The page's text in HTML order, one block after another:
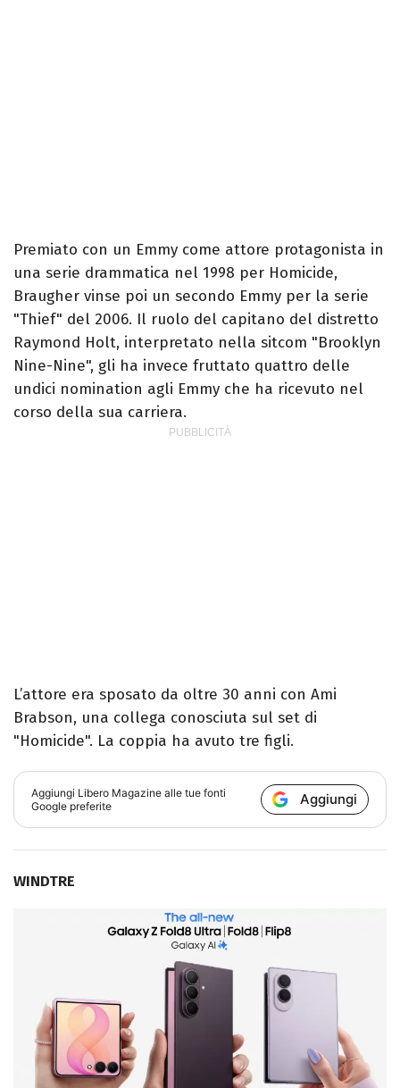
Premiato con un Emmy come attore protagonista in
una serie drammatica nel 1998 per Homicide,
Braugher vinse poi un secondo Emmy per la serie
"Thief" del 2006. Il ruolo del capitano del distretto
Raymond Holt, interpretato nella sitcom "Brooklyn
Nine-Nine", gli ha invece fruttato quattro delle
undici nomination agli Emmy che ha ricevuto nel
corso della sua carriera.
L’attore era sposato da oltre 30 anni con Ami
Brabson, una collega conosciuta sul set di
"Homicide". La coppia ha avuto tre figli.
Aggiungi Libero Magazine alle tue fonti
Google preferite
Aggiungi
WINDTRE